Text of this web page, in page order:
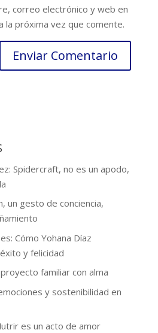
correo electrónico y web en
la próxima vez que comente.
Spidercraft, no es un apodo,
un gesto de conciencia,
Cómo Yohana Díaz
y felicidad
familiar con alma
y sostenibilidad en
es un acto de amor